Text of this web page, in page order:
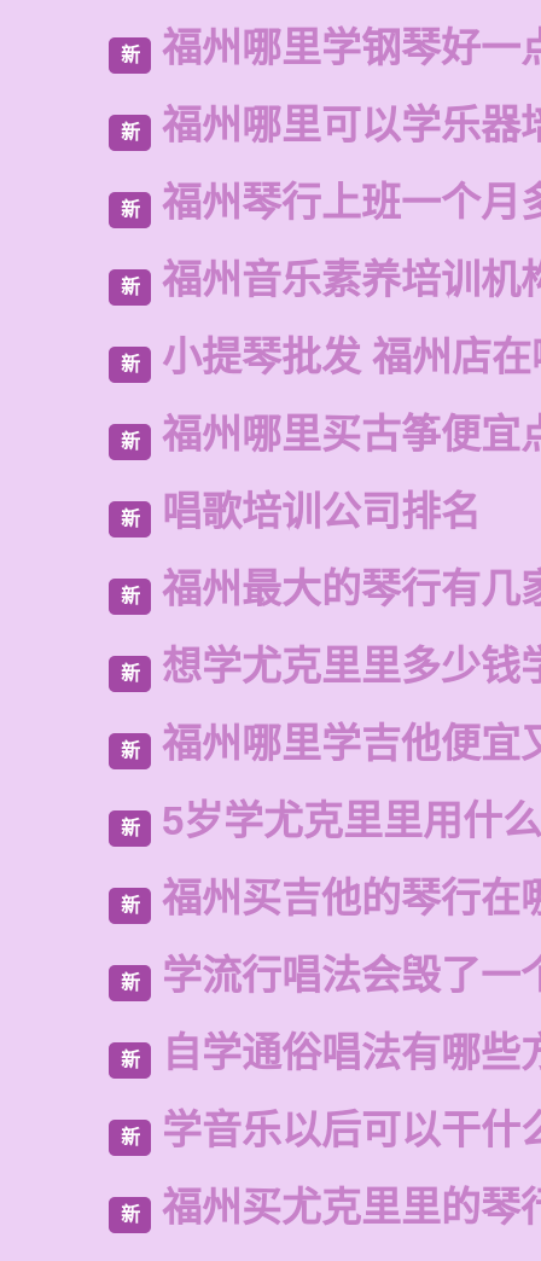
新 福州哪里学钢琴好一
新 福州哪里可以学乐器
新 福州琴行上班一个月
新 福州音乐素养培训机
新 小提琴批发 福州店
新 福州哪里买古筝便宜
新 唱歌培训公司排名
新 福州最大的琴行有几
新 想学尤克里里多少钱
新 福州哪里学吉他便宜
新 5岁学尤克里里用什
新 福州买吉他的琴行在
新 学流行唱法会毁了一
新 自学通俗唱法有哪些
新 学音乐以后可以干什
新 福州买尤克里里的琴